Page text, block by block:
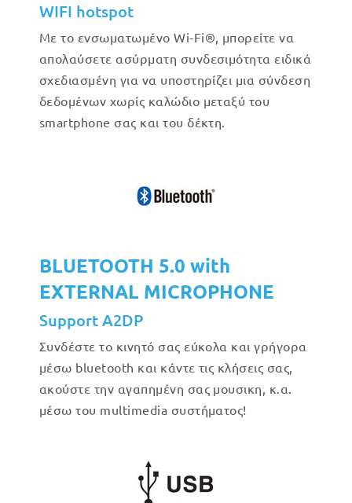
WIFI hotspot
Με το ενσωματωμένο Wi-Fi®, μπορείτε να
απολαύσετε ασύρματη συνδεσιμότητα ειδικά
σχεδιασμένη για να υποστηρίζει μια σύνδεση
δεδομένων χωρίς καλώδιο μεταξύ του
smartphone σας και του δέκτη.
BLUETOOTH 5.0 with
EXTERNAL MICROPHONE
Support A2DP
Συνδέστε το κινητό σας εύκολα και γρήγορα
μέσω bluetooth και κάντε τις κλήσεις σας,
ακούστε την αγαπημένη σας μουσικη, κ.α.
μέσω του multimedia συστήματος!